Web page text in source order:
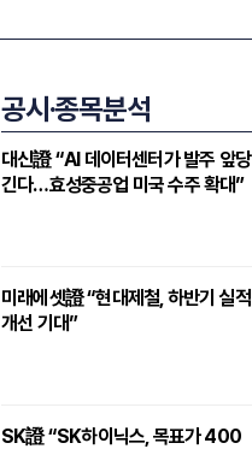
공시·종목분석
대신證 “AI 데이터센터가 발주 앞당
긴다…효성중공업 미국 수주 확대”
미래에셋證 “현대제철, 하반기 실적
개선 기대”
SK證 “SK하이닉스, 목표가 400